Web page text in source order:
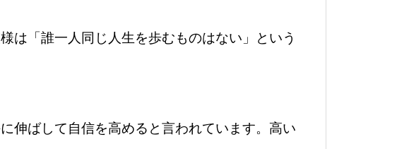
は「誰一人同じ人生を歩むものはない」という
伸ばして自信を高めると言われています。高い